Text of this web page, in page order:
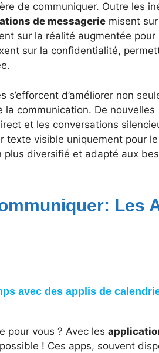
de communiquer. Outre les
de messagerie misent
sur la réalité augmentée pour
sur la confidentialité,
d’améliorer non
communication. De nouvelles
et les conversations
texte visible uniquement pour
diversifié et adapté aux
Les
avec des applis de
pour vous ? Avec les
! Ces apps, souvent